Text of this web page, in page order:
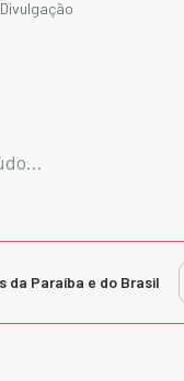
da Paraíba e do Brasil